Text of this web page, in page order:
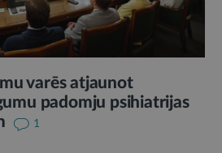
varēs atjaunot
padomju psihiatrijas
1